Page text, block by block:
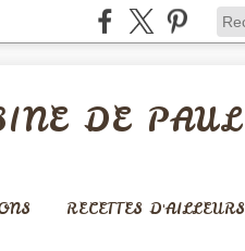
DE
RECETTES D'AILLEURS